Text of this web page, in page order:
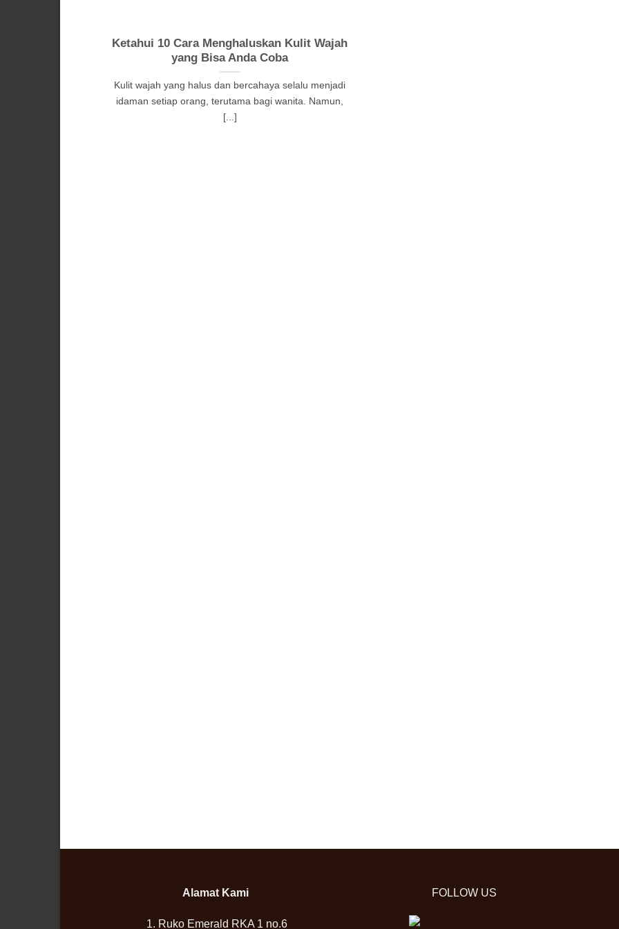
Ketahui 10 Cara Menghaluskan Kulit Wajah
yang Bisa Anda Coba
Kulit wajah yang halus dan bercahaya selalu menjadi
idaman setiap orang, terutama bagi wanita. Namun,
[...]
Alamat Kami
1. Ruko Emerald RKA 1 no.6
FOLLOW US